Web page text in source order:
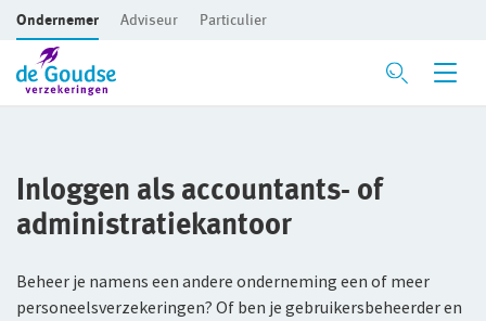
Ga direct naar de inhoud
Ondernemer Adviseur Particulier
Voor je bedrijf
Beroepsaansprakelijkheidsverzekering
Branches
Detailhandel
Risicomanagement
Inloggen
Inloggen als accountants- of
administratiekantoor
Beheer je namens een andere onderneming een of meer
personeelsverzekeringen? Of ben je gebruikersbeheerder en